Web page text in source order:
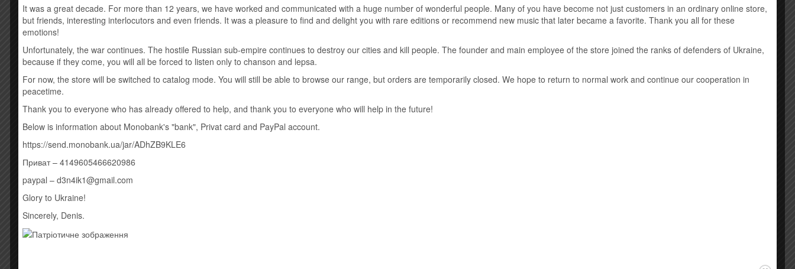
It was a great decade. For more than 12 years, we have worked and communicated with a huge number of wonderful people. Many of you have become not just customers in an ordinary online store,
but friends, interesting interlocutors and even friends. It was a pleasure to find and delight you with rare editions or recommend new music that later became a favorite. Thank you all for these
emotions!
Unfortunately, the war continues. The hostile Russian sub-empire continues to destroy our cities and kill people. The founder and main employee of the store joined the ranks of defenders of Ukraine,
because if they come, you will all be forced to listen only to chanson and lepsa.
For now, the store will be switched to catalog mode. You will still be able to browse our range, but orders are temporarily closed. We hope to return to normal work and continue our cooperation in
peacetime.
Thank you to everyone who has already offered to help, and thank you to everyone who will help in the future!
Below is information about Monobank's "bank", Privat card and PayPal account.
https://send.monobank.ua/jar/ADhZB9KLE6
Приват – 4149605466620986
paypal – d3n4ik1@gmail.com
Glory to Ukraine!
Sincerely, Denis.